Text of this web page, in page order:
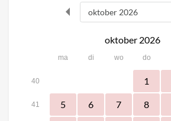
oktober 2026
ma di wo do
40 1
41 5 6 7 8